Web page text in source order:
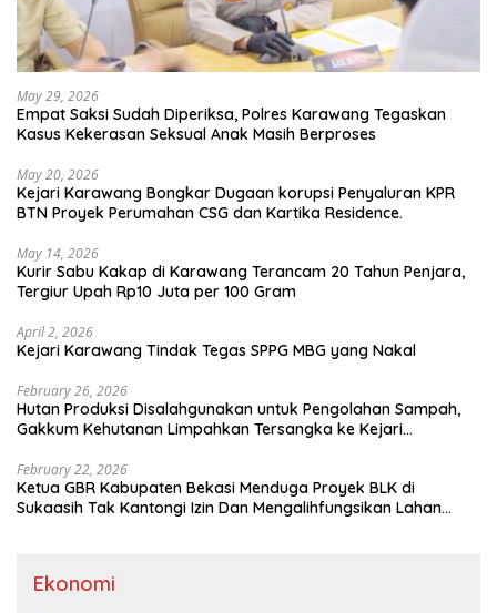
May 29, 2026
Empat Saksi Sudah Diperiksa, Polres Karawang Tegaskan
Kasus Kekerasan Seksual Anak Masih Berproses
May 20, 2026
Kejari Karawang Bongkar Dugaan korupsi Penyaluran KPR
BTN Proyek Perumahan CSG dan Kartika Residence.
May 14, 2026
Kurir Sabu Kakap di Karawang Terancam 20 Tahun Penjara,
Tergiur Upah Rp10 Juta per 100 Gram
April 2, 2026
Kejari Karawang Tindak Tegas SPPG MBG yang Nakal
February 26, 2026
Hutan Produksi Disalahgunakan untuk Pengolahan Sampah,
Gakkum Kehutanan Limpahkan Tersangka ke Kejari
February 22, 2026
Ketua GBR Kabupaten Bekasi Menduga Proyek BLK di
Sukaasih Tak Kantongi Izin Dan Mengalihfungsikan Lahan
Ekonomi